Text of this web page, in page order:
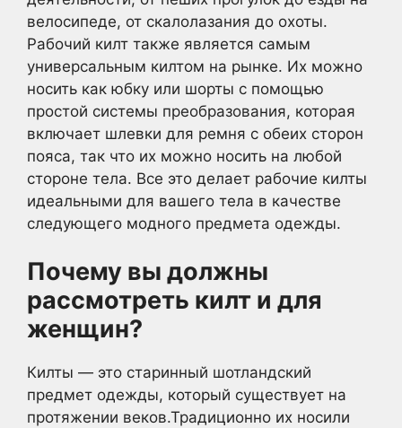
велосипеде, от скалолазания до охоты.
Рабочий килт также является самым
универсальным килтом на рынке. Их можно
носить как юбку или шорты с помощью
простой системы преобразования, которая
включает шлевки для ремня с обеих сторон
пояса, так что их можно носить на любой
стороне тела. Все это делает рабочие килты
идеальными для вашего тела в качестве
следующего модного предмета одежды.
Почему вы должны
рассмотреть килт и для
женщин?
Килты — это старинный шотландский
предмет одежды, который существует на
протяжении веков.Традиционно их носили